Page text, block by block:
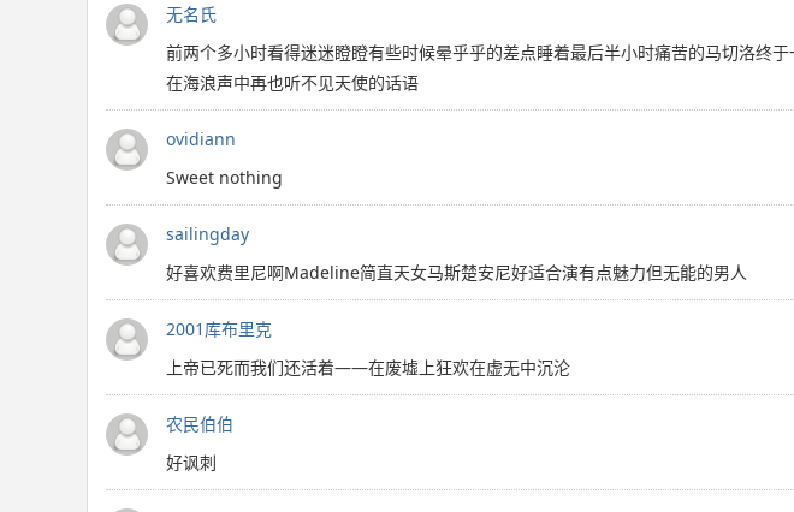
无名氏
前两个多小时看得迷迷瞪瞪有些时候晕乎乎的差点睡着最后半小时痛苦的马切洛终
在海浪声中再也听不见天使的话语
ovidiann
Sweet nothing
sailingday
好喜欢费里尼啊Madeline简直天女马斯楚安尼好适合演有点魅力但无能的男人
2001库布里克
上帝已死而我们还活着——在废墟上狂欢在虚无中沉沦
农民伯伯
好讽刺